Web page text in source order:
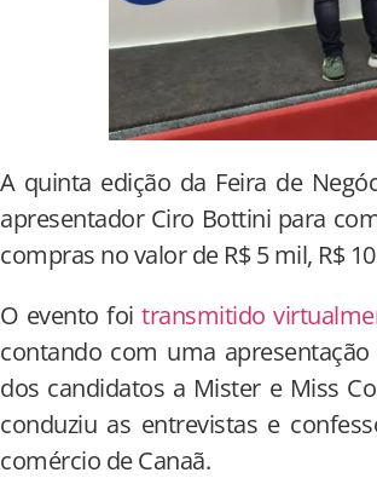
A quinta edição da Feira de
apresentador Ciro Bottini para
compras no valor de R$ 5 mil, R$
O evento foitransmitido
contando com uma
dos candidatos a Mister e Miss
conduziu as entrevistas e
comércio de Canaã.